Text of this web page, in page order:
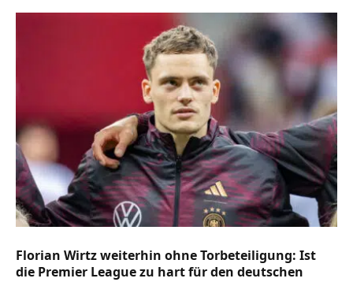
Florian Wirtz weiterhin ohne Torbeteiligung: Ist
die Premier League zu hart für den deutschen